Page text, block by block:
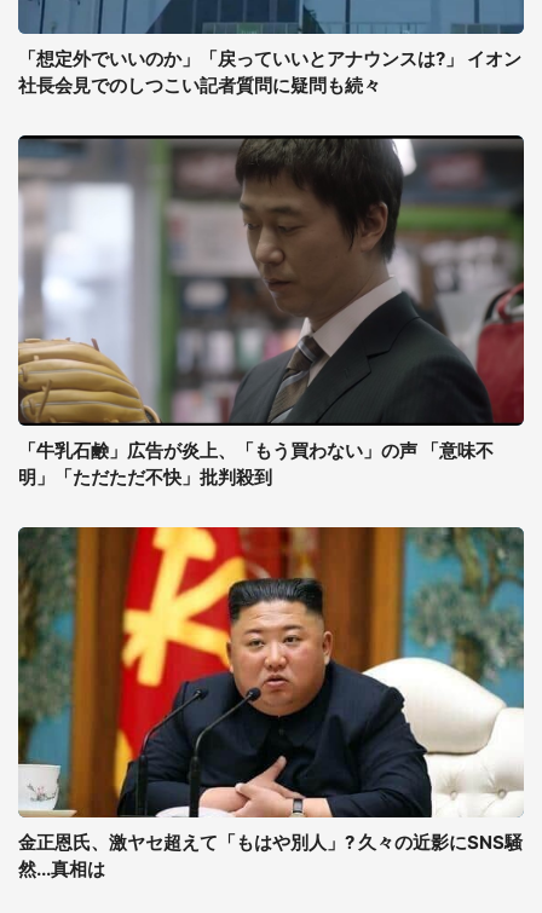
「想定外でいいのか」「戻っていいとアナウンスは?」 イオン
社長会見でのしつこい記者質問に疑問も続々
「牛乳石鹸」広告が炎上、「もう買わない」の声 「意味不
明」「ただただ不快」批判殺到
金正恩氏、激ヤセ超えて「もはや別人」? 久々の近影にSNS騒
然...真相は